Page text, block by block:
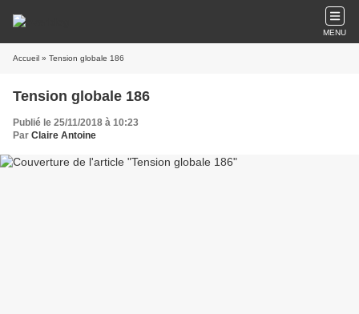
MENU
Accueil » Tension globale 186
Tension globale 186
Publié le 25/11/2018 à 10:23
Par Claire Antoine